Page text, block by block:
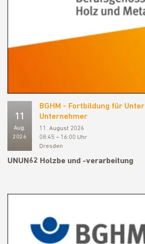
11
Aug.
2026
BGHM - Fortbildung für
Unternehmer
11. August 2026
08:45 – 16:00 Uhr
Dresden
UNUN62 Holzbe und -verarbeitung